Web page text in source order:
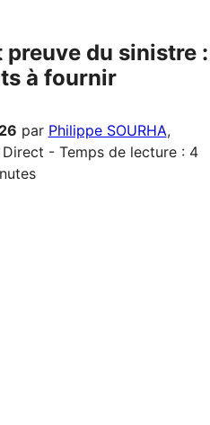
du sinistre :
à fournir
par Philippe SOURHA,
- Temps de lecture : 4